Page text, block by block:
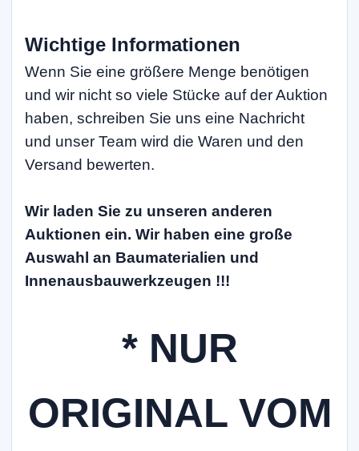
Wichtige Informationen
Wenn Sie eine größere Menge benötigen
und wir nicht so viele Stücke auf der Auktion
haben, schreiben Sie uns eine Nachricht
und unser Team wird die Waren und den
Versand bewerten.
Wir laden Sie zu unseren anderen
Auktionen ein. Wir haben eine große
Auswahl an Baumaterialien und
Innenausbauwerkzeugen !!!
* NUR
ORIGINAL VOM